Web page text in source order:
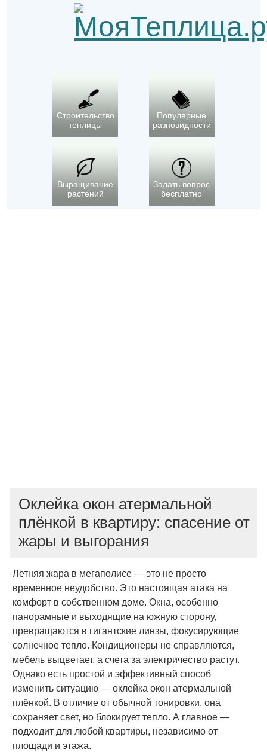
Строительство
теплицы
Популярные
разновидности
Выращивание
растений
Задать вопрос
бесплатно
Оклейка окон атермальной
плёнкой в квартиру: спасение от
жары и выгорания
Летняя жара в мегаполисе — это не просто
временное неудобство. Это настоящая атака на
комфорт в собственном доме. Окна, особенно
панорамные и выходящие на южную сторону,
превращаются в гигантские линзы, фокусирующие
солнечное тепло. Кондиционеры не справляются,
мебель выцветает, а счета за электричество растут.
Однако есть простой и эффективный способ
изменить ситуацию — оклейка окон атермальной
плёнкой. В отличие от обычной тонировки, она
сохраняет свет, но блокирует тепло. А главное —
подходит для любой квартиры, независимо от
площади и этажа.